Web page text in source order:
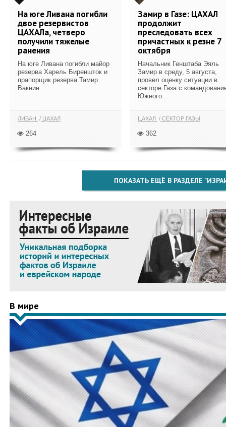
На юге Ливана погибли
двое резервистов
ЦАХАЛа, четверо
получили тяжелые
ранения
На юге Ливана погибли майор
резерва Харель Биреншток и
прапорщик резерва Тамир
Вакнин.
ЛИВАН ЦАХАЛ
264
Замир в Газе: ЦАХАЛ
продолжит
преследовать всех
причастных к резне 7
октября
Начальник Генштаба Эяль
Замир в среду, 5 августа,
провел оценку ситуации в
секторе Газа с
Южного...
ЦАХАЛ СЕКТОР ГАЗЫ
362
ПОКАЗАТЬ ЕЩЁ В РАЗДЕЛЕ
В мире